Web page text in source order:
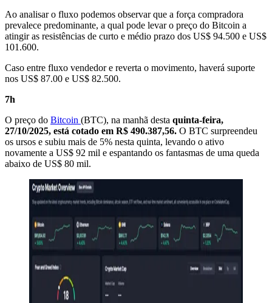
Ao analisar o fluxo podemos observar que a força compradora
prevalece predominante, a qual pode levar o preço do Bitcoin a
atingir as resistências de curto e médio prazo dos US$ 94.500 e US$
101.600.
Caso entre fluxo vendedor e reverta o movimento, haverá suporte
nos US$ 87.00 e US$ 82.500.
7h
O preço do Bitcoin (BTC), na manhã desta quinta-feira,
27/10/2025, está cotado em R$ 490.387,56. O BTC surpreendeu
os ursos e subiu mais de 5% nesta quinta, levando o ativo
novamente a US$ 92 mil e espantando os fantasmas de uma queda
abaixo de US$ 80 mil.